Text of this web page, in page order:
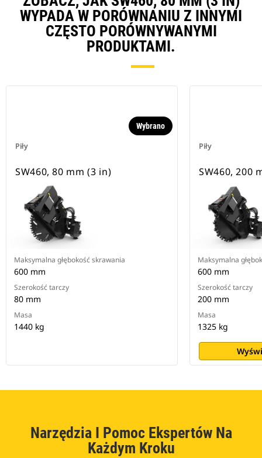
WYPADA W PORÓWNANIU Z INNYMI
CZĘSTO PORÓWNYWANYMI
PRODUKTAMI.
Piły
Wybrano
SW460, 80 mm (3 in)
Maksymalna głębokość skrawania
600 mm
Szerokość tarczy
80 mm
Masa
1440 kg
Piły
SW460, 200
Maksymalna
600 mm
Szerokość tarczy
200 mm
Masa
1325 kg
Narzędzia I Pomoc Ekspertów Na
Każdym Kroku